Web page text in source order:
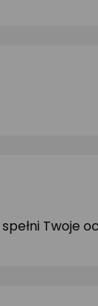
Twoje